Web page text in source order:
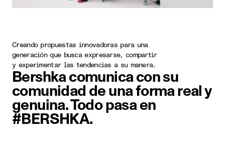
Creando propuestas innovadoras para una
generación que busca expresarse, compartir
y experimentar las tendencias a su manera.
Bershka comunica con su
comunidad de una forma real y
genuina. Todo pasa en
#BERSHKA.